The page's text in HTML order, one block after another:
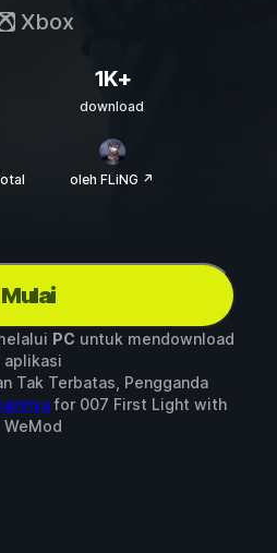
Xbox
1K+
download
oleh FLiNG ↗
Mulai
PC untuk mendownload
aplikasi
Tak Terbatas, Pengganda
for 007 First Light with
WeMod